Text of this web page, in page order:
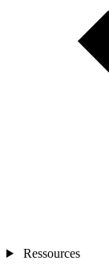
Ressources